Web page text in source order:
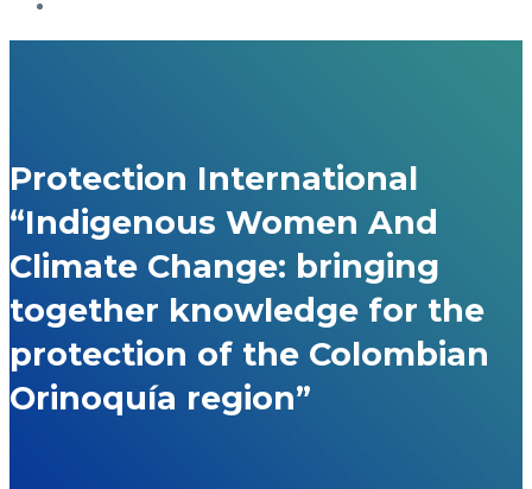
Protection International
“Indigenous Women And
Climate Change: bringing
together knowledge for the
protection of the Colombian
Orinoquía region”